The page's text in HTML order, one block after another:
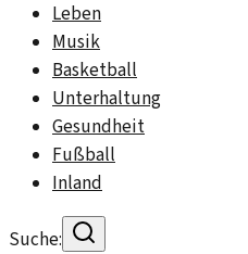
Leben
Musik
Basketball
Unterhaltung
Gesundheit
Fußball
Inland
Suche: